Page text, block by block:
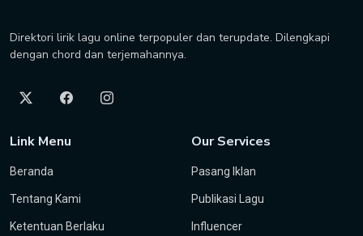
Direktori lirik lagu online terpopuler dan terupdate. Dilengkapi
dengan chord dan terjemahannya.
Link Menu
Beranda
Tentang Kami
Ketentuan Berlaku
Our Services
Pasang Iklan
Publikasi Lagu
Influencer